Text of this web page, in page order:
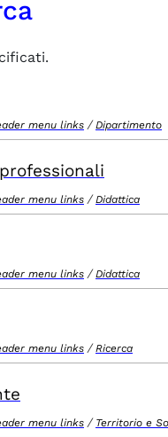
menu links /Dipartimento
menu links /Didattica
menu links /Didattica
menu links /Ricerca
menu links / Territorio e